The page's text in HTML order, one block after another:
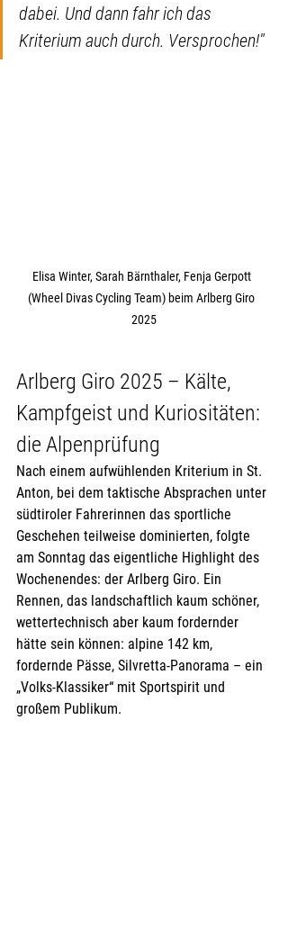
dabei. Und dann fahr ich das
Kriterium auch durch. Versprochen!"
Elisa Winter, Sarah Bärnthaler, Fenja Gerpott
(Wheel Divas Cycling Team) beim Arlberg Giro
2025
Arlberg Giro 2025 – Kälte,
Kampfgeist und Kuriositäten:
die Alpenprüfung
Nach einem aufwühlenden Kriterium in St.
Anton, bei dem taktische Absprachen unter
südtiroler Fahrerinnen das sportliche
Geschehen teilweise dominierten, folgte
am Sonntag das eigentliche Highlight des
Wochenendes: der Arlberg Giro. Ein
Rennen, das landschaftlich kaum schöner,
wettertechnisch aber kaum fordernder
hätte sein können: alpine 142 km,
fordernde Pässe, Silvretta-Panorama – ein
„Volks-Klassiker“ mit Sportspirit und
großem Publikum.